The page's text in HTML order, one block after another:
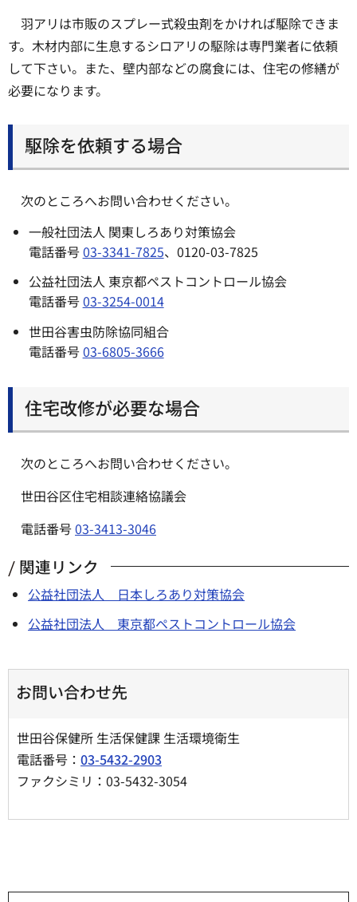
羽アリは市販のスプレー式殺虫剤をかければ駆除できま
す。木材内部に生息するシロアリの駆除は専門業者に依頼
して下さい。また、壁内部などの腐食には、住宅の修繕が
必要になります。
駆除を依頼する場合
次のところへお問い合わせください。
一般社団法人 関東しろあり対策協会
電話番号03-3341-7825、0120-03-7825
公益社団法人 東京都ペストコントロール協会
電話番号03-3254-0014
世田谷害虫防除協同組合
電話番号03-6805-3666
住宅改修が必要な場合
次のところへお問い合わせください。
世田谷区住宅相談連絡協議会
電話番号03-3413-3046
関連リンク
公益社団法人 日本しろあり対策協会
公益社団法人 東京都ペストコントロール協会
お問い合わせ先
世田谷保健所 生活保健課 生活環境衛生
電話番号： 03-5432-2903
ファクシミリ：03-5432-3054